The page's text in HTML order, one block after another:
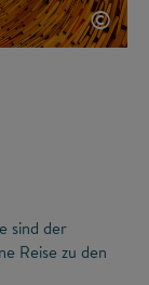
©
sind der
Reise zu den